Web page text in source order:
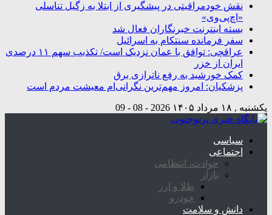
نقش خودمراقبتی در پیشگیری از ابتلا به زگیل تناسلی
«اچ‌پی‌وی»
بسته اینترنت خبرنگاران فعال شد
سفر فرمانده سنتکام به اسرائیل
عراقچی: توافق با عمان نزدیک است/ تکذیب سهم ۱۱ درصدی
ایران از خزر
کمک خورشید به رفع ناترازی برق
پزشکیان: امروز مهم‌ترین نگرانی‌ام معیشت مردم است
یکشنبه , ۱۸ مرداد ۱۴۰۵ 2026 - 08 - 09
سیاسی
اجتماعی
حوادث، انتظامی
بازار
طلا و ارز
خودرو
دانش و سلامت